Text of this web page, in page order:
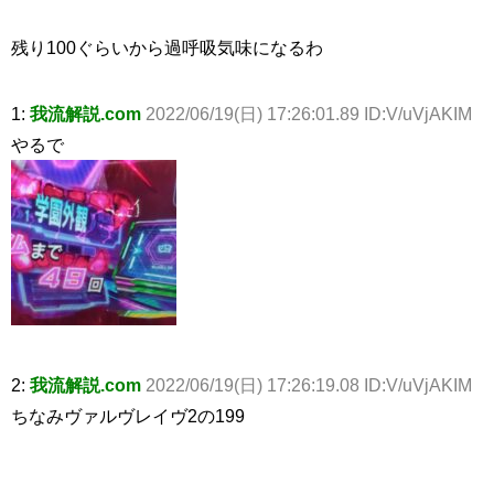
残り100ぐらいから過呼吸気味になるわ
1: 我流解説.com 2022/06/19(日) 17:26:01.89 ID:V/uVjAKIM
やるで
2: 我流解説.com 2022/06/19(日) 17:26:19.08 ID:V/uVjAKIM
ちなみヴァルヴレイヴ2の199